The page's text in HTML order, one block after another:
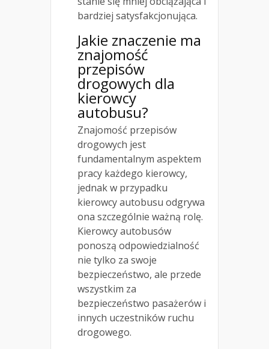
bardziej satysfakcjonująca.
Jakie znaczenie ma
znajomość
przepisów
drogowych dla
kierowcy
autobusu?
Znajomość przepisów
drogowych jest
fundamentalnym aspektem
pracy każdego kierowcy,
jednak w przypadku
kierowcy autobusu odgrywa
ona szczególnie ważną rolę.
Kierowcy autobusów
ponoszą odpowiedzialność
nie tylko za swoje
bezpieczeństwo, ale przede
wszystkim za
bezpieczeństwo pasażerów i
innych uczestników ruchu
drogowego.